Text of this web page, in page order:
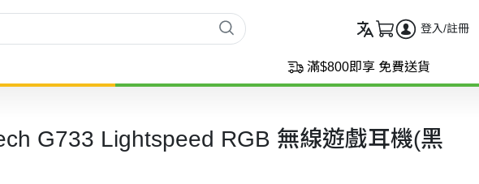
登入/註冊
滿$800即享 免費送貨
G733 Lightspeed RGB 無線遊戲耳機(黑